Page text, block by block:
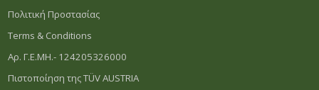
Πολιτική Προστασίας
Terms & Conditions
Αρ. Γ.Ε.ΜΗ.- 124205326000
Πιστοποίηση της TÜV AUSTRIA